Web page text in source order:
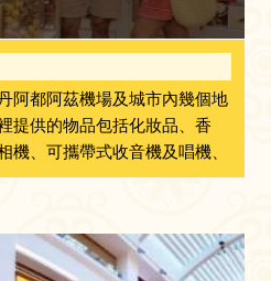
阿都阿茲機場及城市內幾個地
提供的物品包括化妝品、香
機、可攜帶式收音機及唱機、